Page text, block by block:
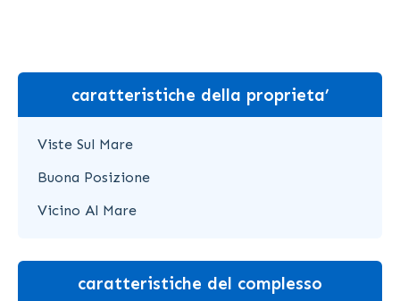
caratteristiche della proprieta’
Viste Sul Mare
Buona Posizione
Vicino Al Mare
caratteristiche del complesso